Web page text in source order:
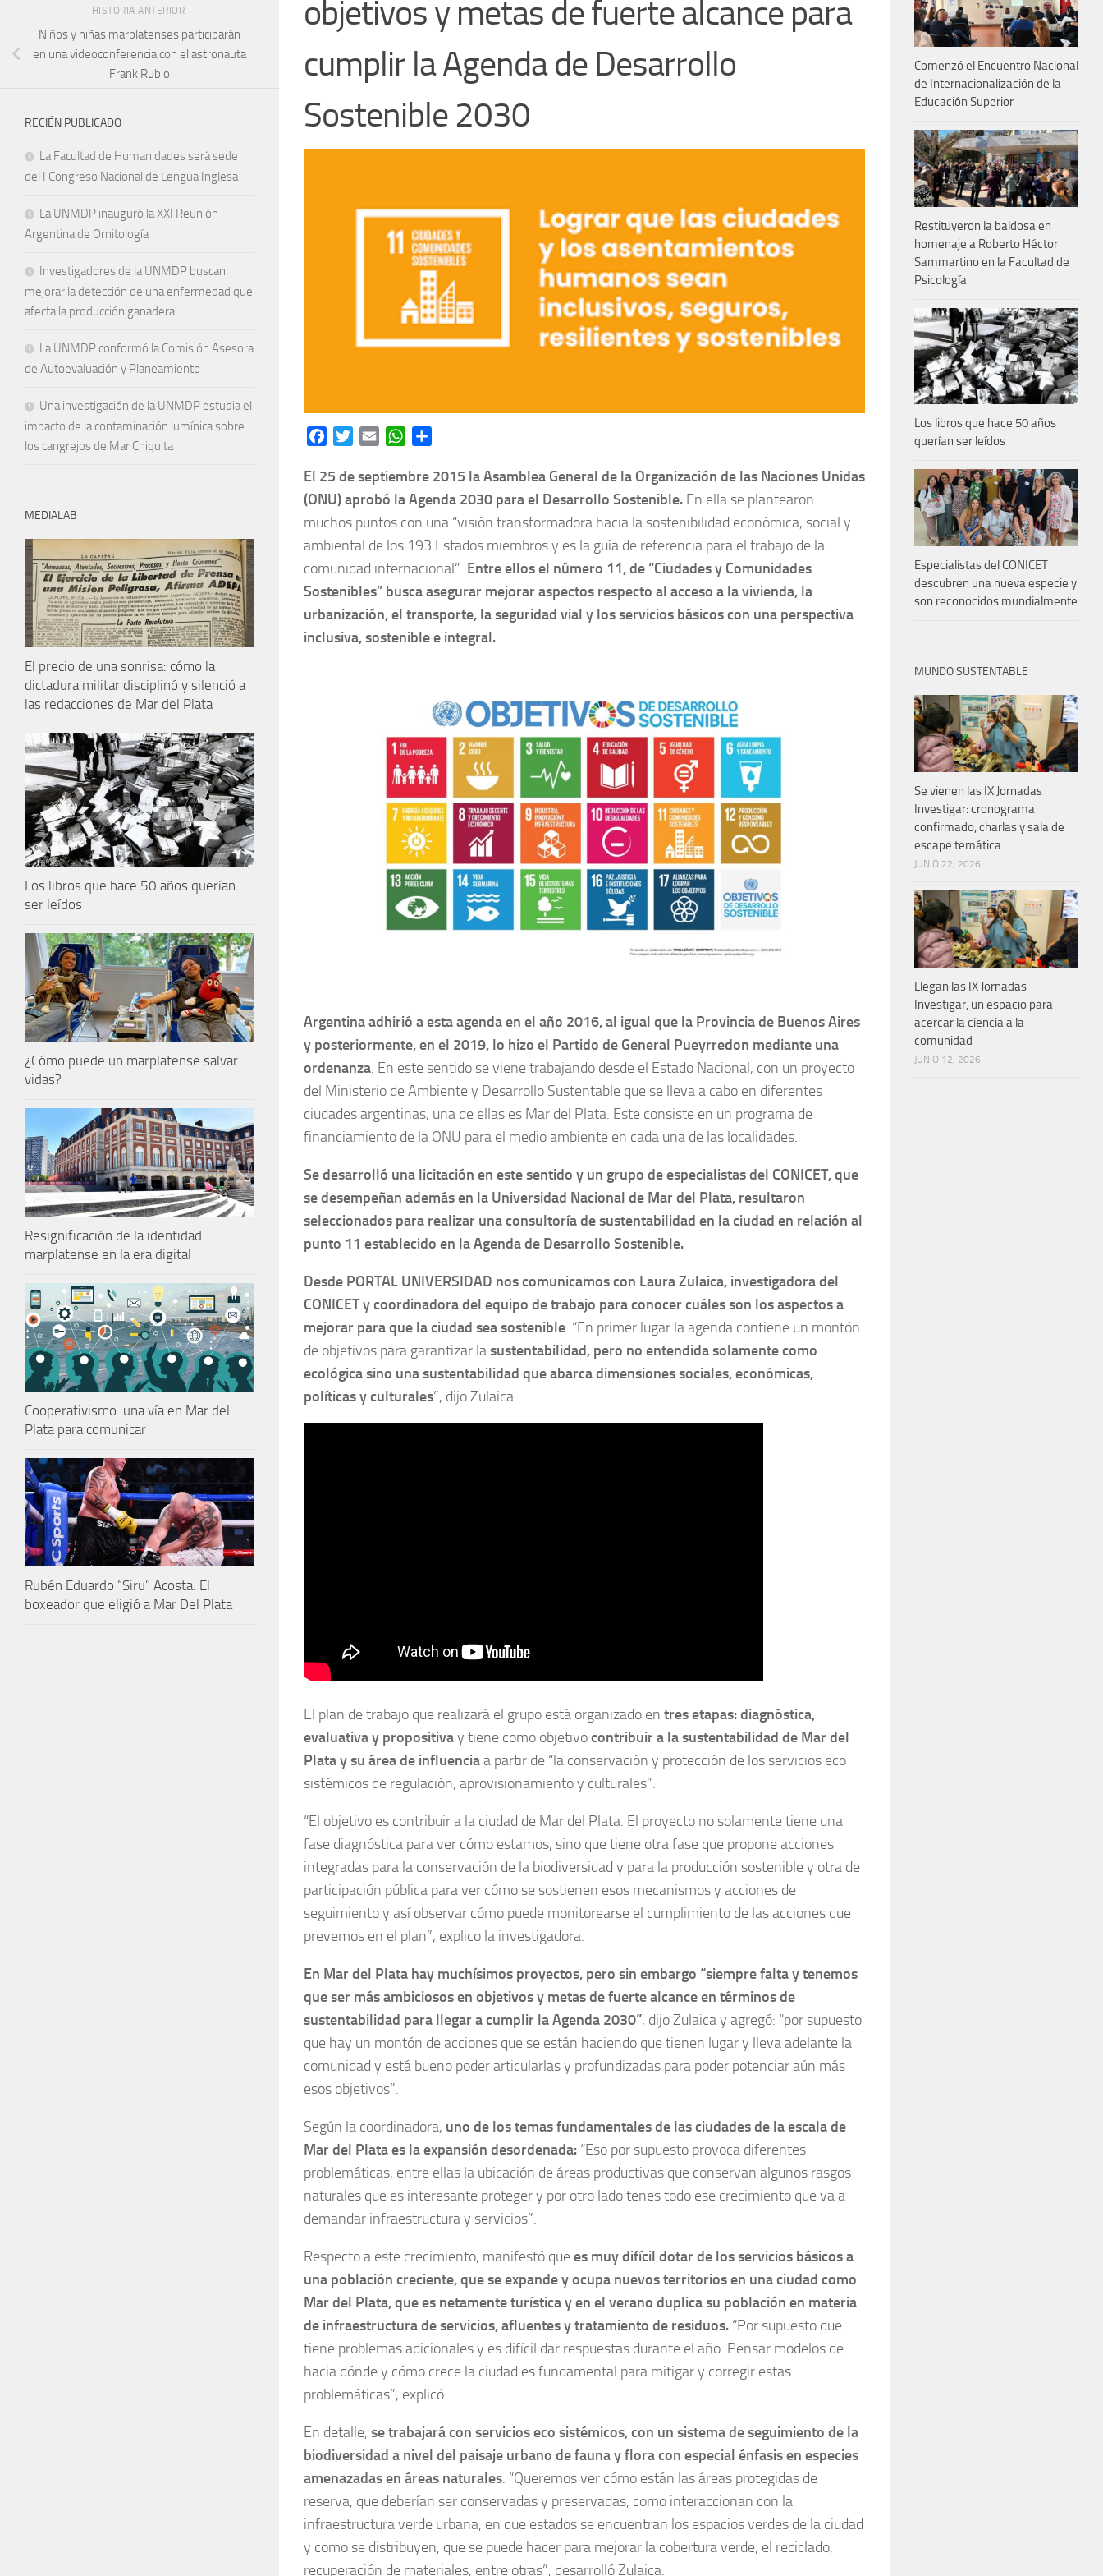
objetivos y metas de fuerte alcance para
cumplir la Agenda de Desarrollo
Sostenible 2030
FacebookTwitterEmail WhatsApp
El 25 de septiembre 2015 la Asamblea General de la Organización de las Naciones Unidas
(ONU) aprobó la Agenda 2030 para el Desarrollo Sostenible. En ella se plantearon
muchos puntos con una “visión transformadora hacia la sostenibilidad económica, social y
ambiental de los 193 Estados miembros y es la guía de referencia para el trabajo de la
comunidad internacional”. Entre ellos el número 11, de “Ciudades y Comunidades
Sostenibles” busca asegurar mejorar aspectos respecto al acceso a la vivienda, la
urbanización, el transporte, la seguridad vial y los servicios básicos con una perspectiva
inclusiva, sostenible e integral.
Argentina adhirió a esta agenda en el año 2016, al igual que la Provincia de Buenos Aires
y posteriormente, en el 2019, lo hizo el Partido de General Pueyrredon mediante una
ordenanza. En este sentido se viene trabajando desde el Estado Nacional, con un proyecto
del Ministerio de Ambiente y Desarrollo Sustentable que se lleva a cabo en diferentes
ciudades argentinas, una de ellas es Mar del Plata. Este consiste en un programa de
financiamiento de la ONU para el medio ambiente en cada una de las localidades.
Se desarrolló una licitación en este sentido y un grupo de especialistas del CONICET, que
se desempeñan además en la Universidad Nacional de Mar del Plata, resultaron
seleccionados para realizar una consultoría de sustentabilidad en la ciudad en relación al
punto 11 establecido en la Agenda de Desarrollo Sostenible.
Desde PORTAL UNIVERSIDAD nos comunicamos con Laura Zulaica, investigadora del
CONICET y coordinadora del equipo de trabajo para conocer cuáles son los aspectos a
mejorar para que la ciudad sea sostenible. “En primer lugar la agenda contiene un montón
de objetivos para garantizar lasustentabilidad, pero no entendida solamente como
ecológica sino una sustentabilidad que abarca dimensiones sociales, económicas,
políticas y culturales”, dijo Zulaica.
El plan de trabajo que realizará el grupo está organizado en tres etapas: diagnóstica,
evaluativa y propositivay tiene como objetivocontribuir a la sustentabilidad de Mar del
Plata y su área de influenciaa partir de “la conservación y protección de los servicios eco
sistémicos de regulación, aprovisionamiento y culturales”.
“El objetivo es contribuir a la ciudad de Mar del Plata. El proyecto no solamente tiene una
fase diagnóstica para ver cómo estamos, sino que tiene otra fase que propone acciones
integradas para la conservación de la biodiversidad y para la producción sostenible y otra de
participación pública para ver cómo se sostienen esos mecanismos y acciones de
seguimiento y así observar cómo puede monitorearse el cumplimiento de las acciones que
prevemos en el plan”, explico la investigadora.
En Mar del Plata hay muchísimos proyectos, pero sin embargo “siempre falta y tenemos
que ser más ambiciosos en objetivos y metas de fuerte alcance en términos de
sustentabilidad para llegar a cumplir la Agenda 2030”, dijo Zulaica y agregó: “por supuesto
que hay un montón de acciones que se están haciendo que tienen lugar y lleva adelante la
comunidad y está bueno poder articularlas y profundizadas para poder potenciar aún más
esos objetivos”.
Según la coordinadora, uno de los temas fundamentales de las ciudades de la escala de
Mar del Plata es la expansión desordenada: “Eso por supuesto provoca diferentes
problemáticas, entre ellas la ubicación de áreas productivas que conservan algunos rasgos
naturales que es interesante proteger y por otro lado tenes todo ese crecimiento que va a
demandar infraestructura y servicios”.
Respecto a este crecimiento, manifestó quees muy difícil dotar de los servicios básicos a
una población creciente, que se expande y ocupa nuevos territorios en una ciudad como
Mar del Plata, que es netamente turística y en el verano duplica su población en materia
de infraestructura de servicios, afluentes y tratamiento de residuos. “Por supuesto que
tiene problemas adicionales y es difícil dar respuestas durante el año. Pensar modelos de
hacia dónde y cómo crece la ciudad es fundamental para mitigar y corregir estas
problemáticas”, explicó.
En detalle, se trabajará con servicios eco sistémicos, con un sistema de seguimiento de la
biodiversidad a nivel del paisaje urbano de fauna y flora con especial énfasis en especies
amenazadas en áreas naturales. “Queremos ver cómo están las áreas protegidas de
reserva, que deberían ser conservadas y preservadas, como interaccionan con la
infraestructura verde urbana, en que estados se encuentran los espacios verdes de la ciudad
y como se distribuyen, que se puede hacer para mejorar la cobertura verde, el reciclado,
recuperación de materiales, entre otras”, desarrolló Zulaica.
HISTORIA ANTERIOR
Niños y niñas marplatenses participarán
en una videoconferencia con el astronauta
Frank Rubio
RECIÉN PUBLICADO
La Facultad de Humanidades será sede
del I Congreso Nacional de Lengua Inglesa
La UNMDP inauguró la XXI Reunión
Argentina de Ornitología
Investigadores de la UNMDP buscan
mejorar la detección de una enfermedad que
afecta la producción ganadera
La UNMDP conformó la Comisión Asesora
de Autoevaluación y Planeamiento
Una investigación de la UNMDP estudia el
impacto de la contaminación lumínica sobre
los cangrejos de Mar Chiquita
MEDIALAB
El precio de una sonrisa: cómo la
dictadura militar disciplinó y silenció a
las redacciones de Mar del Plata
Los libros que hace 50 años querían
ser leídos
¿Cómo puede un marplatense salvar
vidas?
Resignificación de la identidad
marplatense en la era digital
Cooperativismo: una vía en Mar del
Plata para comunicar
Rubén Eduardo “Siru” Acosta: El
boxeador que eligió a Mar Del Plata
Comenzó el Encuentro Nacional
de Internacionalización de la
Educación Superior
Restituyeron la baldosa en
homenaje a Roberto Héctor
Sammartino en la Facultad de
Psicología
Los libros que hace 50 años
querían ser leídos
Especialistas del CONICET
descubren una nueva especie y
son reconocidos mundialmente
MUNDO SUSTENTABLE
Se vienen las IX Jornadas
Investigar: cronograma
confirmado, charlas y sala de
escape temática
JUNIO 22, 2026
Llegan las IX Jornadas
Investigar, un espacio para
acercar la ciencia a la
comunidad
JUNIO 12, 2026